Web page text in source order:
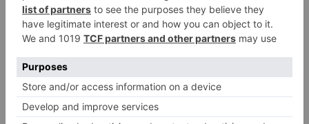
1
Barrio (PSOE) denuncia que la
apertura del Castillo responde a
“una foto” y no a la culminación
del proyecto
2
El poblado de El Encuentro de
Burgos a punto de culminar su
proceso de realojo